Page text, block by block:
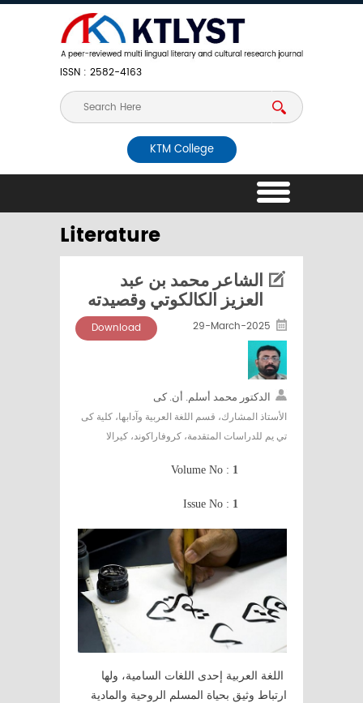
ISSN : 2582-4163
KTM College
Literature
الشاعر محمد بن عبد
العزيز الكالكوتي وقصيدته
29-March-2025
Download
الدكتور محمد أسلم. أن. كى
الأستاذ المشارك، قسم اللغة العربية وآدابها، كلية كى
تي يم للدراسات المتقدمة، كروفاراكوند، كيرالا
Volume No : 1
Issue No : 1
اللغة العربية إحدى اللغات السامية، ولها
ارتباط وثيق بحياة المسلم الروحية والمادية